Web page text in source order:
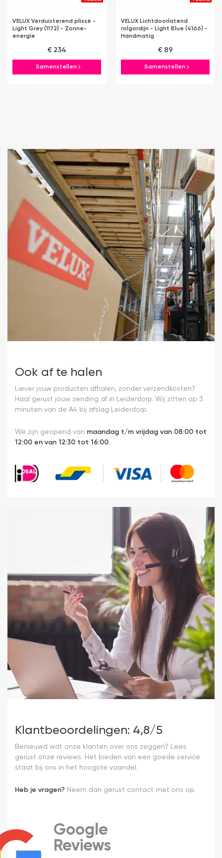
VELUX Verduisterend plissé -
Light Grey (1172) - Zonne-
energie
€ 234
Samenstellen
VELUX Lichtdoorlatend
rolgordijn - Light Blue (4166) -
Handmatig
€ 89
Samenstellen
Ook af te halen
Liever jouw producten afhalen, zonder verzendkosten?
Haal gerust jouw zending af in Leiderdorp. Wij zitten op 3
minuten van de A4 bij afslag Leiderdorp.
We zijn geopend van maandag t/m vrijdag van 08:00 tot
12:00 en van 12:30 tot 16:00.
Klantbeoordelingen: 4,8/5
Benieuwd wat onze klanten over ons zeggen? Lees
gerust onze reviews. Het bieden van een goede service
staat bij ons in het hoogste vaandel.
Heb je vragen? Neem dan gerust contact met ons op.
Google
Reviews